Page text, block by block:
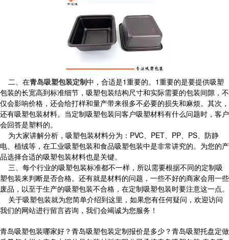
二、在青岛吸塑包装定制中，合适是1重要的。1重要的是要提供吸塑
包装的长宽高到标准细节，吸塑包装结构尺寸和实际需要的包装间隙，不
仅会影响价格，还会给打样和量产带来很多不必要的损失和麻烦。其次，
还有吸塑包装材料。当定制吸塑包装问客户吸塑材料有什么问题时，客户
会回答是塑料的。
为大家讲解分析，吸塑包装材料分为：PVC、PET、PP、PS、防静
电、植绒等，在工业吸塑包装和食品吸塑包装中是非常讲究的。为您的产
品选择合适的吸塑包装材料也是关键。
三、每个行业的吸塑包装标准都不一样，所以需要根据不同的定制吸
塑包装来判断是否合格。还有就是材料的问题，一些不好的商家会用一些
废品，以至于生产的吸塑包装不合格，在定制吸塑包装时要注意这一点。
关于吸塑包装就为您简单介绍到这里，如果您有任何疑问，欢迎访问
我们的网站进行留言咨询，我们会竭诚为您服务！
青岛吸塑包装哪家好？青岛吸塑包装定制报价是多少？青岛吸塑托盘定做